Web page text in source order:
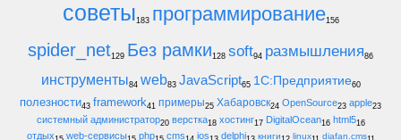
советы183 программирование156
spider_net129 Без рамки128 soft94 размышления86
инструменты84 web83 JavaScript65 1С:Предприятие60
полезности43 framework41 примеры25 Хабаровск24 OpenSource23 apple23
системный администратор20 верстка18 хостинг17 DigitalOcean16 html516
отдых web-сервисы php cms ios delphi книги linux diafan.cms